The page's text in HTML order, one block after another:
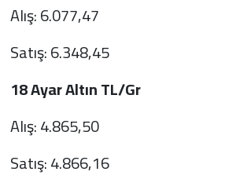
Alış: 6.077,47
Satış: 6.348,45
18 Ayar Altın TL/Gr
Alış: 4.865,50
Satış: 4.866,16